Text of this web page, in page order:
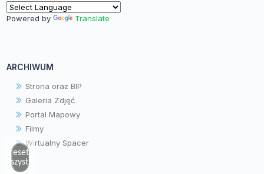
Powered by Translate
ARCHIWUM
Strona oraz BIP
Galeria Zdjęć
Portal Mapowy
Filmy
Wirtualny Spacer
Zresetuj
wszystko